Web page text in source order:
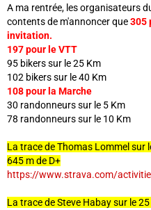
A ma rentrée, les organisateurs
contents de m'annoncer que305
invitation.
197 pour le VTT
95 bikers sur le 25 Km
102 bikers sur le 40 Km
108 pour la Marche
30 randonneurs sur le 5 Km
78 randonneurs sur le 10 Km
La trace de Thomas Lommel sur
645 m de D+
https://www.strava.com/
La trace de Steve Habay sur le